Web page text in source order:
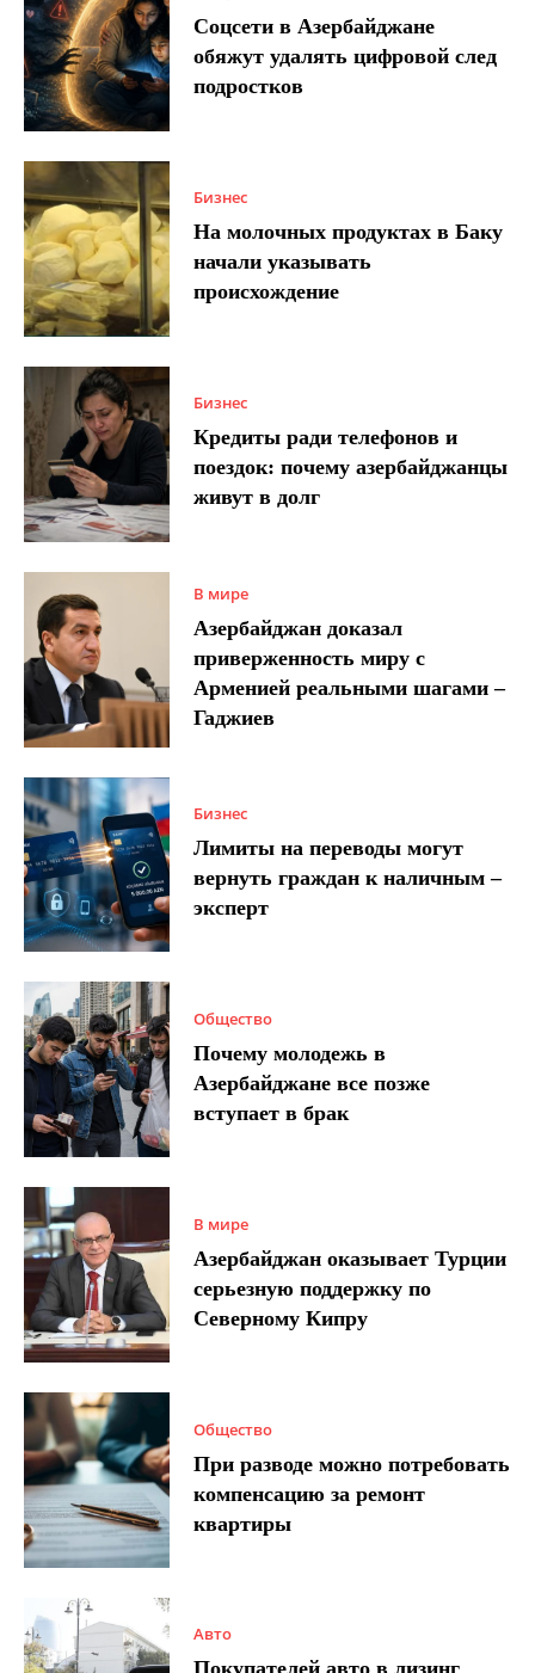
Соцсети в Азербайджане
обяжут удалять цифровой след
подростков
Бизнес
На молочных продуктах в Баку
начали указывать
происхождение
Бизнес
Кредиты ради телефонов и
поездок: почему азербайджанцы
живут в долг
В мире
Азербайджан доказал
приверженность миру с
Арменией реальными шагами –
Гаджиев
Бизнес
Лимиты на переводы могут
вернуть граждан к наличным –
эксперт
Общество
Почему молодежь в
Азербайджане все позже
вступает в брак
В мире
Азербайджан оказывает Турции
серьезную поддержку по
Северному Кипру
Общество
При разводе можно потребовать
компенсацию за ремонт
квартиры
Авто